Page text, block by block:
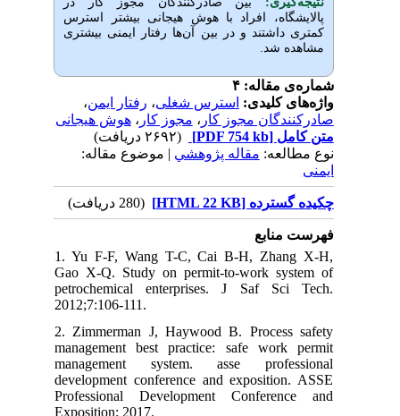
افراد با هوش هیجانی بیشتر استرس
و در بین آن‌ها رفتار ایمنی بیشتری
استرس شغلی،رفتار ایمن،
مجوز کار، مجوز کار ،هوش هیجانی
(۲۶۹۲ دریافت)
مقاله پژوهشي| موضوع مقاله:
(280 دریافت)
1. Yu F-F, Wang T-C, Cai B-H,
Gao X-Q. Study on permit-to-work
petrochemical enterprises. J Saf
2. Zimmerman J, Haywood B.
management best practice: safe
management system. asse
development conference and
Professional Development